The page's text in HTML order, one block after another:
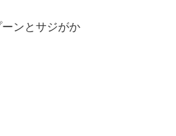
ンとサジがか